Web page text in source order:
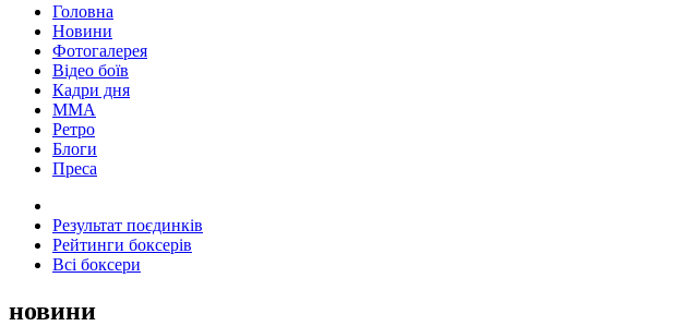
Головна
Новини
Фотогалерея
Відео боїв
Кадри дня
ММА
Ретро
Блоги
Преса
Результат поєдинків
Рейтинги боксерів
Всі боксери
новини